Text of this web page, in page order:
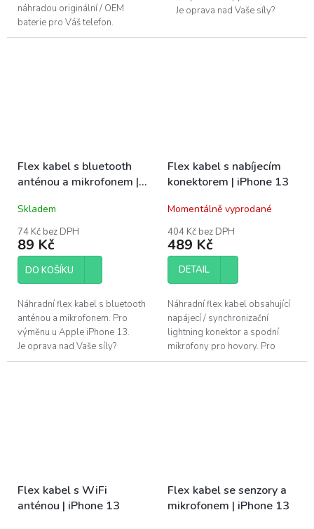
náhradou originální / OEM
baterie pro Váš telefon.
Nejmodernější technologie v
Je oprava nad Vaše síly?
v...
Flex kabel s bluetooth
anténou a mikrofonem |
Skladem
74 Kč bez DPH
89 Kč
DO KOŠÍKU
Náhradní flex kabel s bluetooth
anténou a mikrofonem. Pro
výměnu u Apple iPhone 13.
Je oprava nad Vaše síly?
Pomůžeme!Navštivte náš servis
Flex kabel s nabíjecím
konektorem | iPhone 13
Momentálně vyprodané
404 Kč bez DPH
489 Kč
DETAIL
Náhradní flex kabel obsahující
napájecí / synchronizační
lightning konektor a spodní
mikrofony pro hovory. Pro
výměnu u Apple iPhone 13.
Flex kabel s WiFi
anténou | iPhone 13
Flex kabel se senzory a
mikrofonem | iPhone 13